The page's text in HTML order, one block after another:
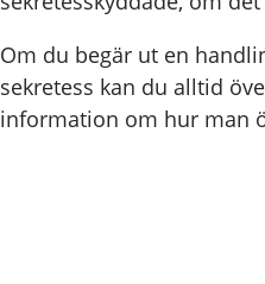
Om du begär ut en
sekretess kan du alltid
information om hur man